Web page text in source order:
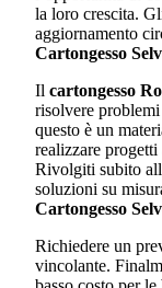
la loro crescita.
aggiornamento
Cartongesso
Il cartongesso
risolvere problemi
questo è un
realizzare
Rivolgiti subito
soluzioni su
Cartongesso
Richiedere un
vincolante.